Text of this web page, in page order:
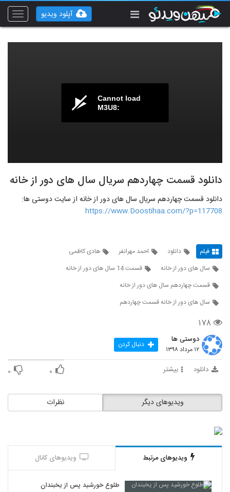
Toggle
آپلود ویدیو
Cannot load
M3U8:
دانلود قسمت چهاردهم سریال سال های دور از خانه
دانلود قسمت چهاردهم سریال سال های دور از خانه از سایت دوستی ها:
https://www.Doostihaa.com/?p=117708
فیلم دانلود احمد مهرانفر
هادی کاظمی
سال های دور از خانه
قسمت 14 سال های دور از خانه
قسمت چهاردهم سال های دور از خانه
سال های دور از خانه قسمت چهاردهم
۱۷۸
دوستی ها
۱۲ مرداد ۱۳۹۸ دنبال کردن
دانلود بیشتر ۰ ۰
نظرات ویدیوهای دیگر
ویدیوهای مرتبط ویدیوهای کانال
طلوع خورشید پس از یخبندان